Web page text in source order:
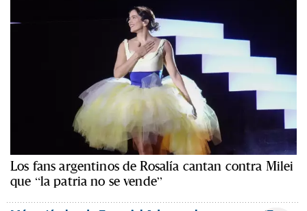
Los fans argentinos de Rosalía cantan contra Milei
que “la patria no se vende”